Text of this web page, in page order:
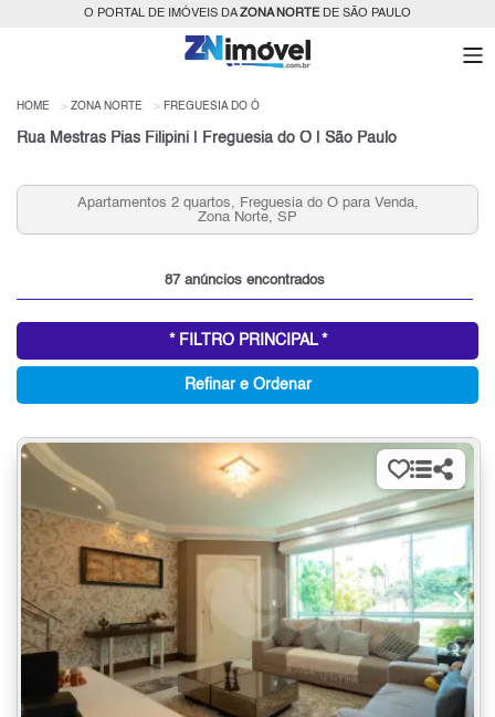
O PORTAL DE IMÓVEIS DAZONA NORTEDE SÃO PAULO
HOME ZONA NORTE FREGUESIA DO Ó
Rua Mestras Pias Filipini | Freguesia do Ó | São Paulo
Aluguel de Casas 1 Quarto, Freguesia do Ó, Zona Norte,
SP
87 anúncios encontrados
* FILTRO PRINCIPAL *
Refinar e Ordenar